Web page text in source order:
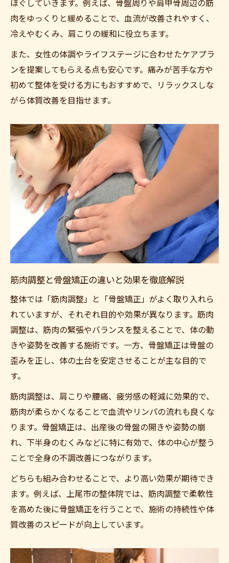
ほぐしていきます。例えば、骨盤周りや肩甲骨周辺の筋
肉をゆっくりと緩めることで、血流が改善されやすく、
冷えやむくみ、肩こりの緩和に役立ちます。
また、女性の体調やライフステージに合わせたケアプラ
ンを提案してもらえる点も安心です。痛みが苦手な方や
初めて整体を受ける方にもおすすめで、リラックスしな
がら体質改善を目指せます。
筋肉調整と骨盤矯正の違いと効果を徹底解説
整体では「筋肉調整」と「骨盤矯正」がよく取り入れら
れていますが、それぞれ目的や効果が異なります。筋肉
調整は、筋肉の緊張やバランスを整えることで、体の動
きや姿勢を改善する施術です。一方、骨盤矯正は骨盤の
歪みを正し、体の土台を安定させることが主な目的で
す。
筋肉調整は、肩こりや腰痛、疲労感の軽減に効果的で、
筋肉が柔らかくなることで血流やリンパの流れも良くな
ります。骨盤矯正は、出産後の骨盤の開きや姿勢の崩
れ、下半身のむくみなどに特に有効で、体の中心が整う
ことで全身の不調改善につながります。
どちらも組み合わせることで、より高い効果が期待でき
ます。例えば、上尾市の整体院では、筋肉調整で柔軟性
を高めた後に骨盤矯正を行うことで、施術の持続性や体
質改善のスピードが向上しています。